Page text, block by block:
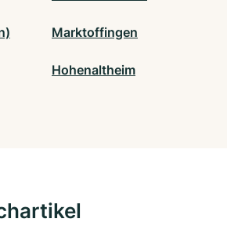
Marktoffingen
Hohenaltheim